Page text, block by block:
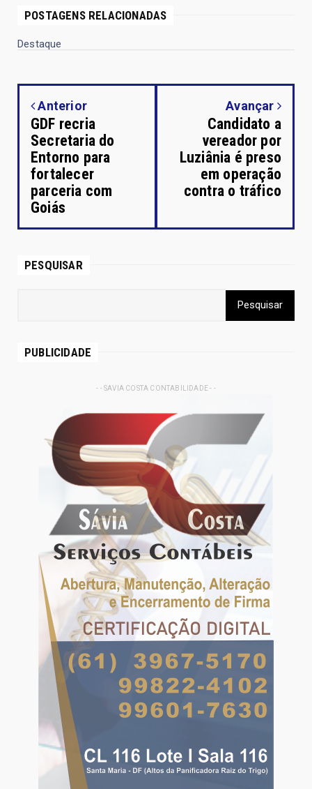
POSTAGENS RELACIONADAS
Destaque
Anterior
GDF recria
Secretaria do
Entorno para
fortalecer
parceria com
Goiás
Avançar
Candidato a
vereador por
Luziânia é preso
em operação
contra o tráfico
PESQUISAR
PUBLICIDADE
- - SAVIA COSTA CONTABILIDADE - -